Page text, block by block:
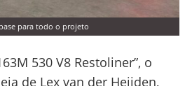
para todo o projeto
530 V8 Restoliner”, o
de Lex van der Heijden,